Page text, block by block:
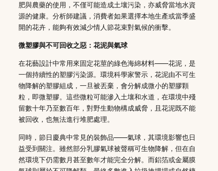
肥與農藥的使用，不僅可能造成土壤污染，亦威脅當地水資
源的健康。分析師建議，消費者如果選擇本地生產或當季盛
開的花卉，能夠有效減少情人節花束對氣候的衝擊。
微塑膠與不可回收之惡：花泥與氣球
在花藝設計中常用來固定花莖的綠色海綿材料——花泥，是
一個持續性的塑膠污染源。環境科學家警示，花泥由不可生
物降解的塑膠組成，一旦被丟棄，會分解成微小的塑膠顆
粒，即微塑膠。這些微粒可能滲入土壤和水道，在環境中殘
留數十年乃至數百年，對野生動物構成威脅，且花泥既不能
被回收，也無法進行堆肥處理。
同時，節日慶典中常見的裝飾品——氣球，其環境影響也日
益受到關注。雖然部分乳膠氣球被聲稱可生物降解，但在自
然環境下仍需數月甚至數年才能完全分解。而鋁箔或金屬膜